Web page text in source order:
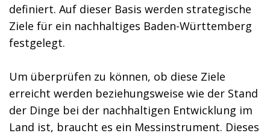
definiert. Auf dieser Basis werden strategische
Ziele für ein nachhaltiges Baden-Württemberg
festgelegt.
Um überprüfen zu können, ob diese Ziele
erreicht werden beziehungsweise wie der Stand
der Dinge bei der nachhaltigen Entwicklung im
Land ist, braucht es ein Messinstrument. Dieses